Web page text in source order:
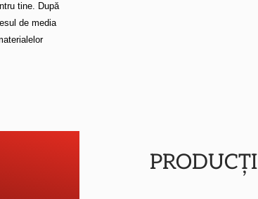
tine. După
de media